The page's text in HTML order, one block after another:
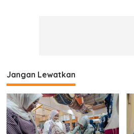
Jangan Lewatkan